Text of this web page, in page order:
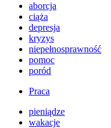
aborcja
ciąża
depresja
kryzys
niepełnosprawność
pomoc
poród
Praca
pieniądze
wakacje